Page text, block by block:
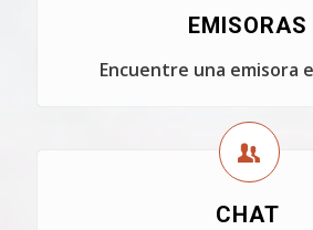
EMISORAS
Encuentre una emisora
CHAT